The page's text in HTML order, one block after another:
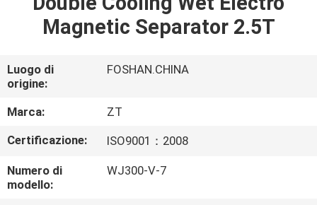
PRODOTTI
CIRCA
NOI
GIRO
DELLA
FABBRICA
Magnetic Separator 2.5T
Luogo di
origine:
FOSHAN.CHINA
Marca:
ZT
Certificazione:
ISO9001：2008
Numero di
modello:
WJ300-V-7